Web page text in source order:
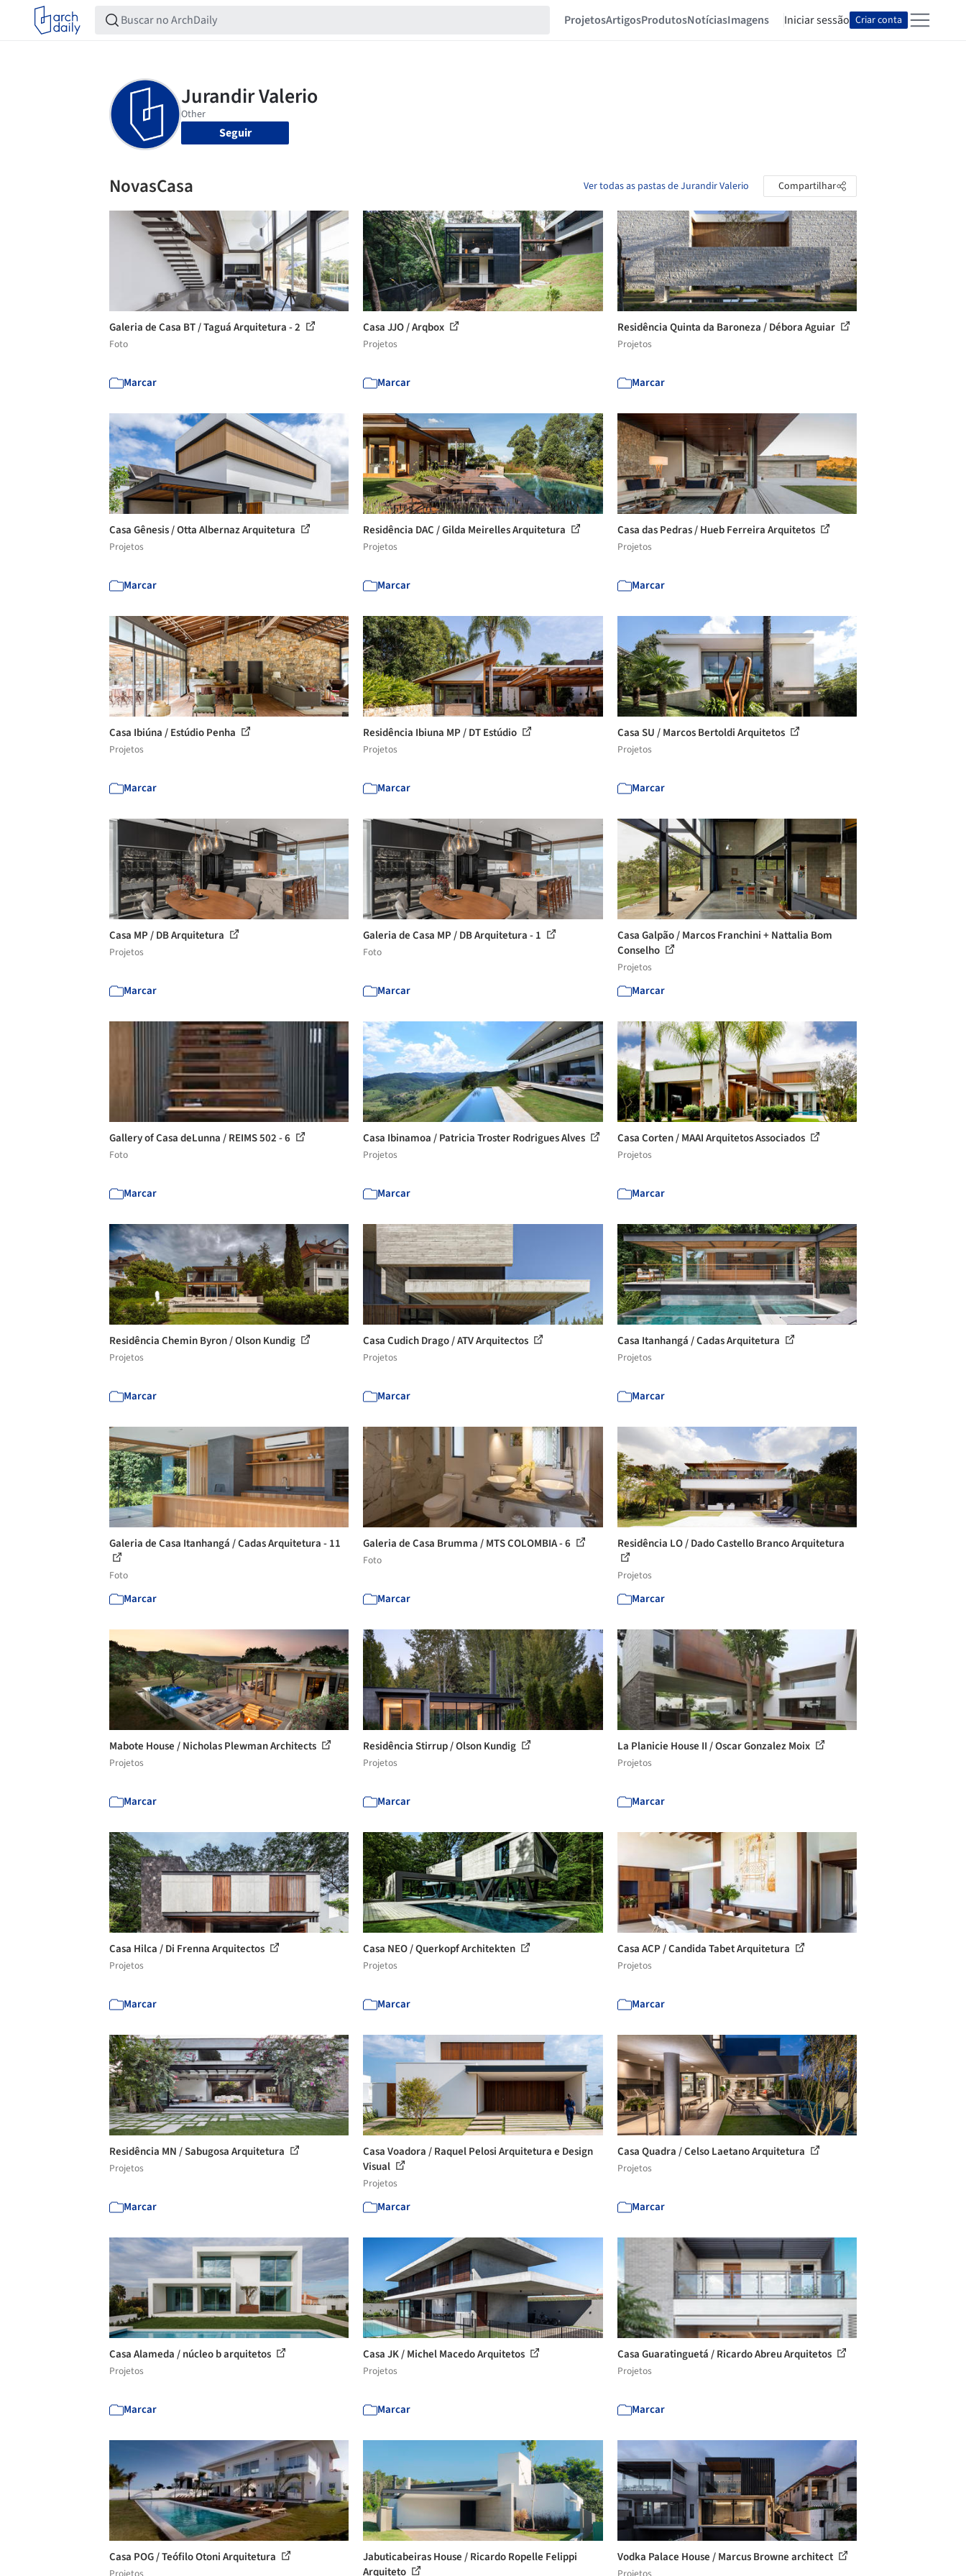
ProjetosArtigosProdutosNotíciasImagens Iniciar sessão Criar conta
Seguir
NovasCasa Ver todas as pastas de Jurandir Valerio Compartilhar
Galeria de Casa BT / Taguá Arquitetura - 2
Foto
Marcar
Casa JJO / Arqbox
Projetos
Marcar
Residência Quinta da Baroneza / Débora Aguiar
Projetos
Marcar
Casa Gênesis / Otta Albernaz Arquitetura
Projetos
Marcar
Residência DAC / Gilda Meirelles Arquitetura
Projetos
Marcar
Casa das Pedras / Hueb Ferreira Arquitetos
Projetos
Marcar
Casa Ibiúna / Estúdio Penha
Projetos
Marcar
Residência Ibiuna MP / DT Estúdio
Projetos
Marcar
Casa SU / Marcos Bertoldi Arquitetos
Projetos
Marcar
Casa MP / DB Arquitetura
Projetos
Marcar
Galeria de Casa MP / DB Arquitetura - 1
Foto
Marcar
Casa Galpão / Marcos Franchini + Nattalia Bom
Conselho
Projetos
Marcar
Gallery of Casa deLunna / REIMS 502 - 6
Foto
Marcar
Casa Ibinamoa / Patricia Troster Rodrigues Alves
Projetos
Marcar
Casa Corten / MAAI Arquitetos Associados
Projetos
Marcar
Residência Chemin Byron / Olson Kundig
Projetos
Marcar
Casa Cudich Drago / ATV Arquitectos
Projetos
Marcar
Casa Itanhangá / Cadas Arquitetura
Projetos
Marcar
Galeria de Casa Itanhangá / Cadas Arquitetura - 11
Foto
Marcar
Galeria de Casa Brumma / MTS COLOMBIA - 6
Foto
Marcar
Residência LO / Dado Castello Branco Arquitetura
Projetos
Marcar
Mabote House / Nicholas Plewman Architects
Projetos
Marcar
Residência Stirrup / Olson Kundig
Projetos
Marcar
La Planicie House II / Oscar Gonzalez Moix
Projetos
Marcar
Casa Hilca / Di Frenna Arquitectos
Projetos
Marcar
Casa NEO / Querkopf Architekten
Projetos
Marcar
Casa ACP / Candida Tabet Arquitetura
Projetos
Marcar
Residência MN / Sabugosa Arquitetura
Projetos
Marcar
Casa Voadora / Raquel Pelosi Arquitetura e Design
Visual
Projetos
Marcar
Casa Quadra / Celso Laetano Arquitetura
Projetos
Marcar
Casa Alameda / núcleo b arquitetos
Projetos
Marcar
Casa JK / Michel Macedo Arquitetos
Projetos
Marcar
Casa Guaratinguetá / Ricardo Abreu Arquitetos
Projetos
Marcar
Casa POG / Teófilo Otoni Arquitetura
Jabuticabeiras House / Ricardo Ropelle Felippi
Arquiteto
Vodka Palace House / Marcus Browne architect